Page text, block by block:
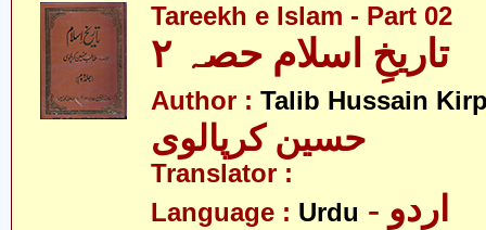
Tareekh e Islam - Part 02
تاریخِ اسلام حصہ ۲
Author : Talib Hussain
حسین کرپالوی
Translator :
Language : Urdu - اردو